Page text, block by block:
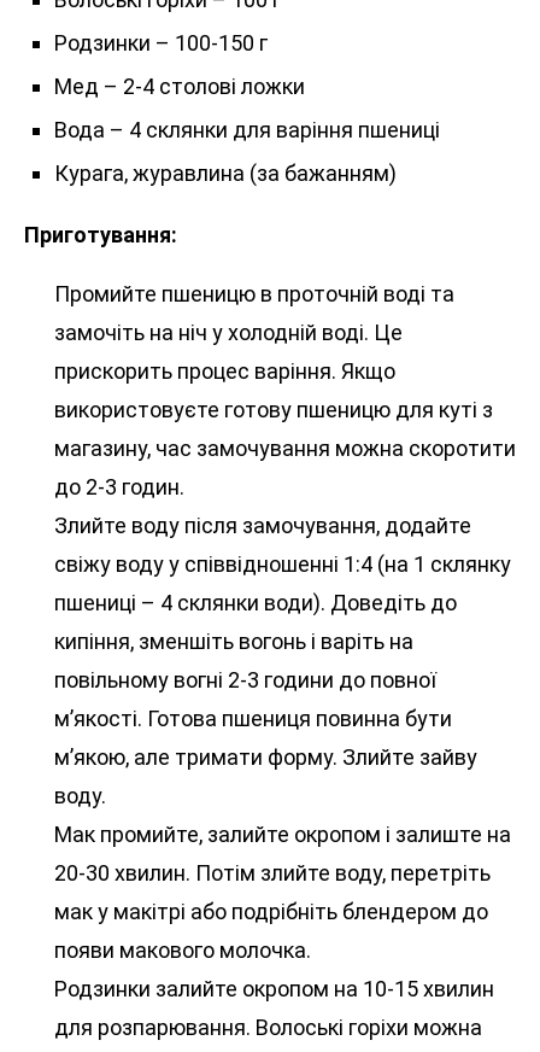
Родзинки – 100-150 г
Мед – 2-4 столові ложки
Вода – 4 склянки для варіння пшениці
Курага, журавлина (за бажанням)
Приготування:
Промийте пшеницю в проточній воді та
замочіть на ніч у холодній воді. Це
прискорить процес варіння. Якщо
використовуєте готову пшеницю для куті з
магазину, час замочування можна скоротити
до 2-3 годин.
Злийте воду після замочування, додайте
свіжу воду у співвідношенні 1:4 (на 1 склянку
пшениці – 4 склянки води). Доведіть до
кипіння, зменшіть вогонь і варіть на
повільному вогні 2-3 години до повної
м’якості. Готова пшениця повинна бути
м’якою, але тримати форму. Злийте зайву
воду.
Мак промийте, залийте окропом і залиште на
20-30 хвилин. Потім злийте воду, перетріть
мак у макітрі або подрібніть блендером до
появи макового молочка.
Родзинки залийте окропом на 10-15 хвилин
для розпарювання. Волоські горіхи можна